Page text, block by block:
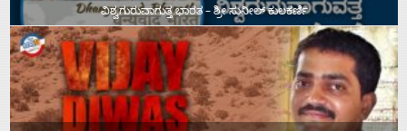
ವಿಶ್ವಗುರುವಾಗುತ್ತ ಭಾರತ – ಶ್ರೀ ಸುನೀಲ್‌ ಕುಲಕರ್ಣಿ